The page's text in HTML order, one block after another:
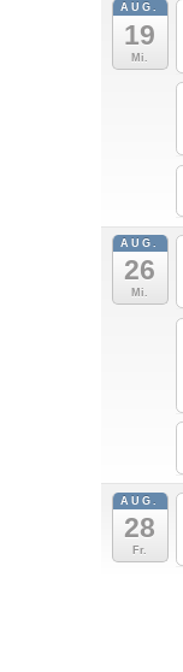
AUG.
19
Mi.
AUG.
26
Mi.
AUG.
28
Fr.